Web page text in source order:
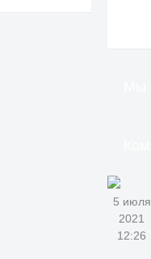
5 июля
2021
12:26